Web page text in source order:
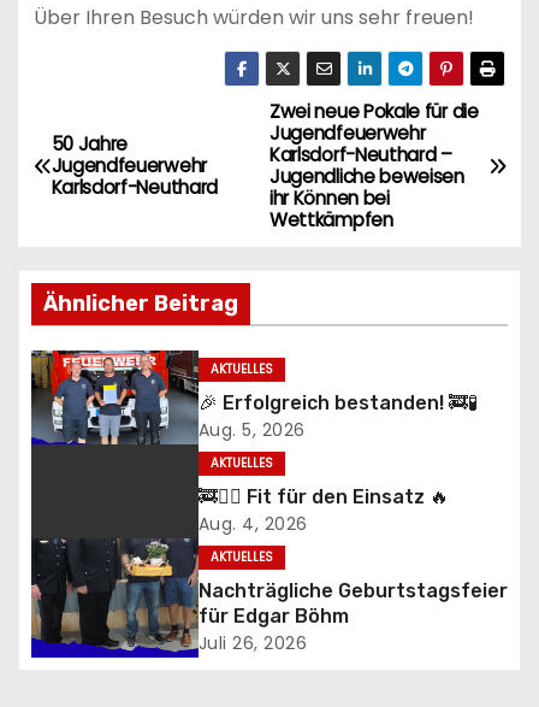
Über Ihren Besuch würden wir uns sehr freuen!
B
e
t
r
a
g
n
a
v
Zwei neue Pokale für die
Jugendfeuerwehr
Karlsdorf-Neuthard –
Jugendliche beweisen
ihr Können bei
Wettkämpfen
50 Jahre
Jugendfeuerwehr
Karlsdorf-Neuthard
Ähnlicher Beitrag
AKTUELLES
🎉 Erfolgreich bestanden! 🚒🧪
Aug. 5, 2026
AKTUELLES
🚒🏃‍♂️ Fit für den Einsatz 🔥
Aug. 4, 2026
AKTUELLES
Nachträgliche Geburtstagsfeier
für Edgar Böhm
Juli 26, 2026